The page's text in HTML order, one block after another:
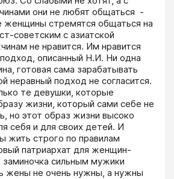
они не любят общаться  -
женщины стремятся общаться на
советским с азиатской
не нравится. Им нравится
описанный Н.И. Ни одна
готовая сама зарабатывать
неравный подход не согласится.
те девушки, которые
жизни, который сами себе не
но этот образ жизни высоко
себя и для своих детей. И
жить строго по правилам
патриархат для женщин-
заминочка сильным мужики
жены не очень нужны, а нужны